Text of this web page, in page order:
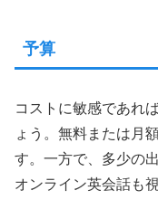
予算
コストに敏感であれ
ょう。無料または月
す。一方で、多少の
オンライン英会話も